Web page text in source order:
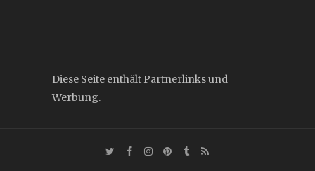
Diese Seite enthält Partnerlinks und
Werbung.